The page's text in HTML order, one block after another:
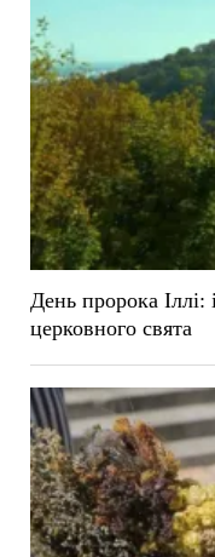
День пророка Іллі:
церковного свята